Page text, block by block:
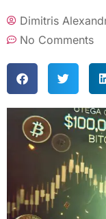
Dimitris
No Comments